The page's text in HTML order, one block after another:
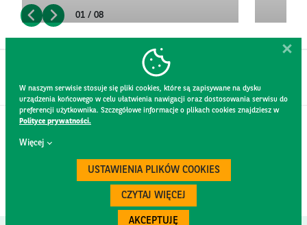
01 / 08
W naszym serwisie stosuje się pliki cookies, które są zapisywane na dysku
urządzenia końcowego w celu ułatwienia nawigacji oraz dostosowania serwisu do
preferencji użytkownika. Szczegółowe informacje o plikach cookies znajdziesz w
Polityce prywatności.
Więcej
USTAWIENIA PLIKÓW COOKIES
CZYTAJ WIĘCEJ
AKCEPTUJĘ
KONTAKT
REGULAMIN STRONY
POLITYKA PRYWATNOŚCI